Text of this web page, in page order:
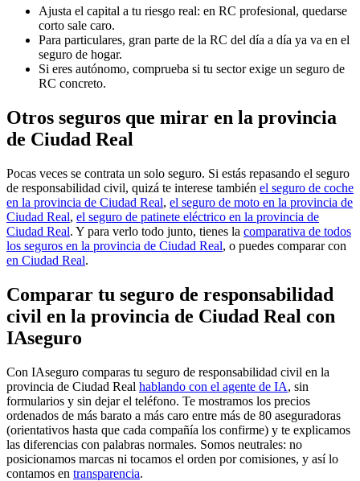
Ajusta el capital a tu riesgo real: en RC profesional, quedarse
corto sale caro.
Para particulares, gran parte de la RC del día a día ya va en el
seguro de hogar.
Si eres autónomo, comprueba si tu sector exige un seguro de
RC concreto.
Otros seguros que mirar en la provincia
de Ciudad Real
Pocas veces se contrata un solo seguro. Si estás repasando el seguro
de responsabilidad civil, quizá te interese también el seguro de coche
en la provincia de Ciudad Real, el seguro de moto en la provincia de
Ciudad Real, el seguro de patinete eléctrico en la provincia de
Ciudad Real. Y para verlo todo junto, tienes la comparativa de todos
los seguros en la provincia de Ciudad Real, o puedes comparar con
en Ciudad Real.
Comparar tu seguro de responsabilidad
civil en la provincia de Ciudad Real con
IAseguro
Con IAseguro comparas tu seguro de responsabilidad civil en la
provincia de Ciudad Real hablando con el agente de IA, sin
formularios y sin dejar el teléfono. Te mostramos los precios
ordenados de más barato a más caro entre más de 80 aseguradoras
(orientativos hasta que cada compañía los confirme) y te explicamos
las diferencias con palabras normales. Somos neutrales: no
posicionamos marcas ni tocamos el orden por comisiones, y así lo
contamos en transparencia.